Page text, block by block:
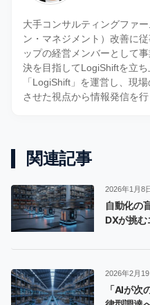
大手コンサルティングファ
ン・マネジメント）改善に
ップの経営メンバーとして
決を目指してLogiShiftを立
「LogiShift」を運営し、現
させた視点から情報発信を行
関連記事
2026年1月8
自動化の
DXが挑む
2026年2月19
「AIが次